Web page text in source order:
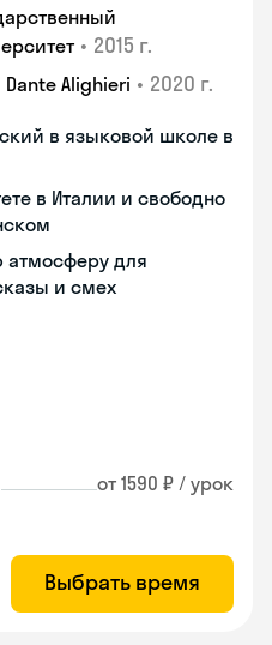
• 2015 г.
Alighieri • 2020 г.
в языковой школе в
в Италии и свободно
атмосферу для
и смех
от 1590 ₽ / урок
Выбрать время